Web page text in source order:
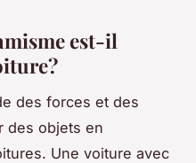
est-il
des forces et des
des objets en
Une voiture avec